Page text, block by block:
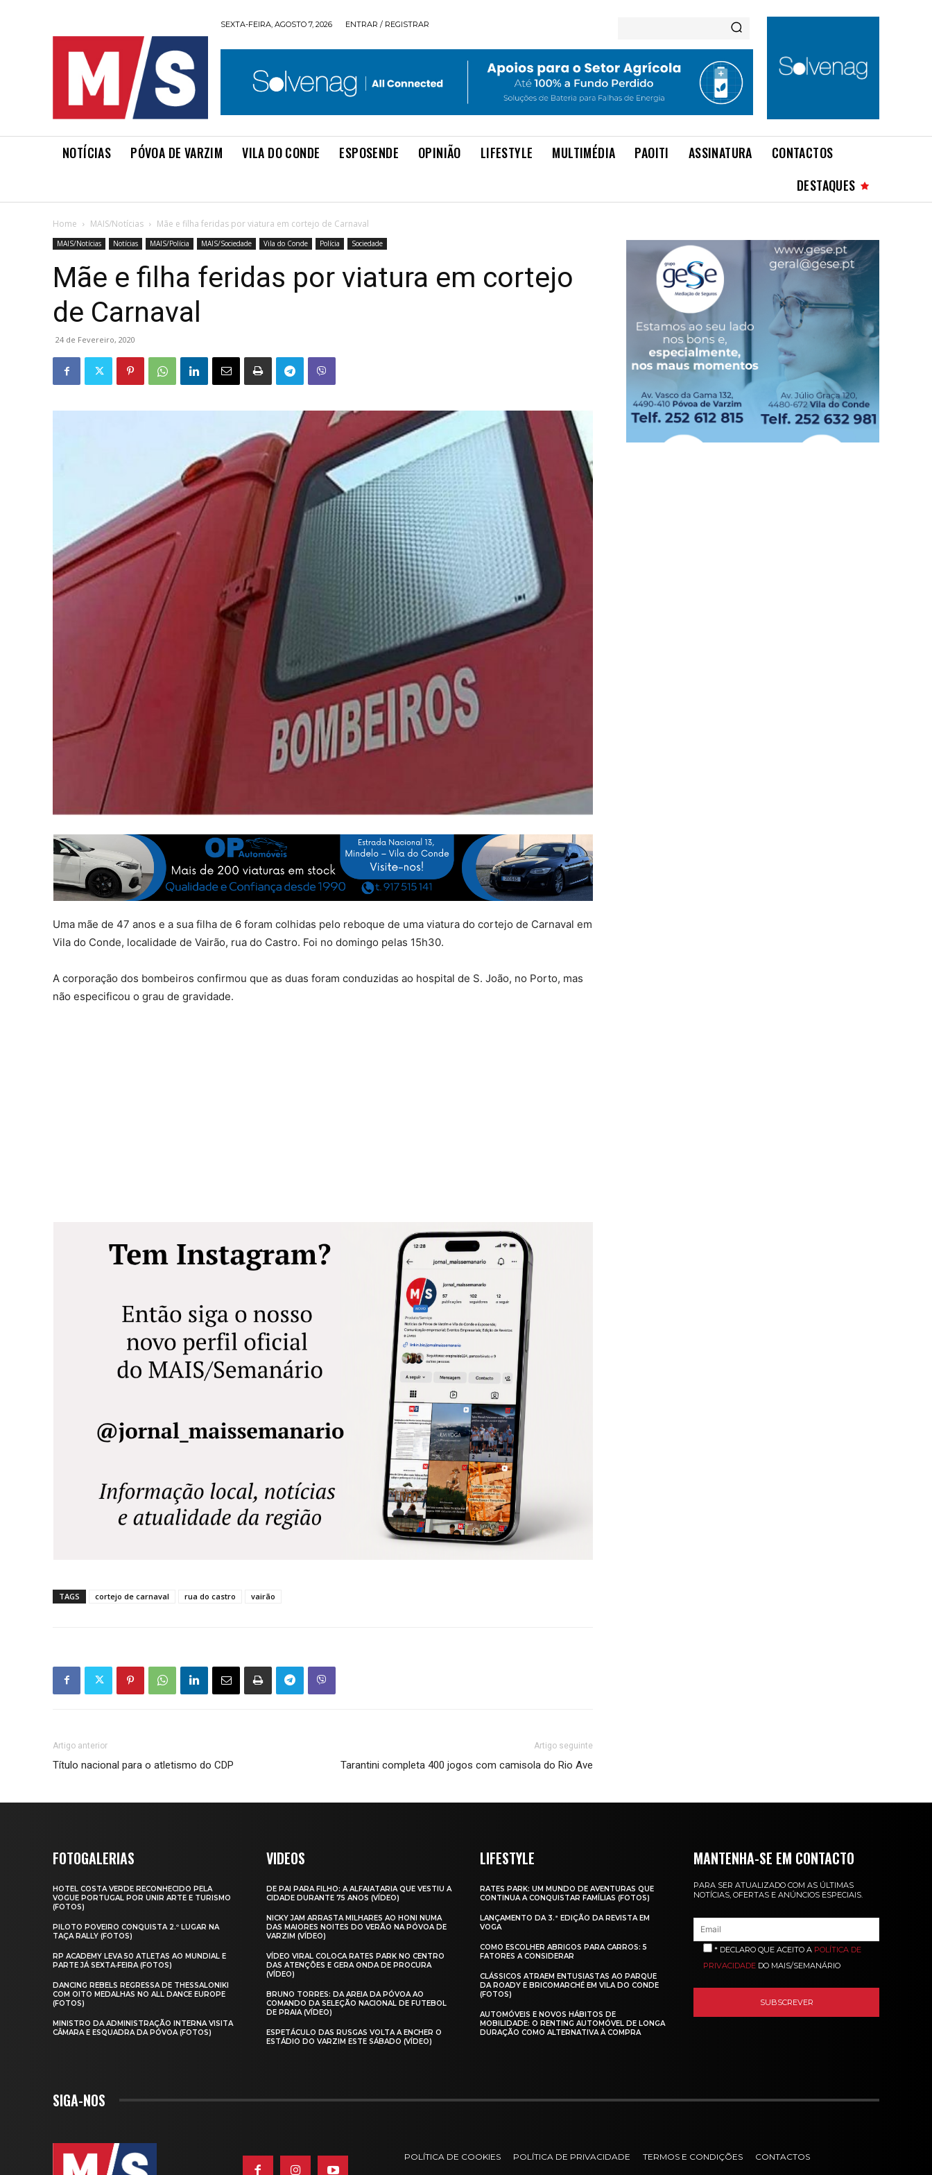
SEXTA-FEIRA, AGOSTO 7, 2026 ENTRAR / REGISTRAR
NOTÍCIAS PÓVOA DE VARZIM VILA DO CONDE ESPOSENDE OPINIÃO LIFESTYLE MULTIMÉDIA PAOITI ASSINATURA
CONTACTOS
DESTAQUES
Home MAIS/Notícias Mãe e filha feridas por viatura em cortejo de Carnaval
MAIS/Notícias Notícias MAIS/Polícia MAIS/Sociedade Vila do Conde Polícia Sociedade
Mãe e filha feridas por viatura em cortejo
de Carnaval
24 de Fevereiro, 2020
Uma mãe de 47 anos e a sua filha de 6 foram colhidas pelo reboque de uma viatura do cortejo de Carnaval em
Vila do Conde, localidade de Vairão, rua do Castro. Foi no domingo pelas 15h30.
A corporação dos bombeiros confirmou que as duas foram conduzidas ao hospital de S. João, no Porto, mas
não especificou o grau de gravidade.
TAGS cortejo de carnaval rua do castro vairão
Artigo anterior
Título nacional para o atletismo do CDP
Artigo seguinte
Tarantini completa 400 jogos com camisola do Rio Ave
FOTOGALERIAS
HOTEL COSTA VERDE RECONHECIDO PELA
VOGUE PORTUGAL POR UNIR ARTE E TURISMO
(FOTOS)
PILOTO POVEIRO CONQUISTA 2.º LUGAR NA
TAÇA RALLY (FOTOS)
RP ACADEMY LEVA 50 ATLETAS AO MUNDIAL E
PARTE JÁ SEXTA‑FEIRA (FOTOS)
DANCING REBELS REGRESSA DE THESSALONIKI
COM OITO MEDALHAS NO ALL DANCE EUROPE
(FOTOS)
MINISTRO DA ADMINISTRAÇÃO INTERNA VISITA
CÂMARA E ESQUADRA DA PÓVOA (FOTOS)
VIDEOS
DE PAI PARA FILHO: A ALFAIATARIA QUE VESTIU A
CIDADE DURANTE 75 ANOS (VÍDEO)
NICKY JAM ARRASTA MILHARES AO HONI NUMA
DAS MAIORES NOITES DO VERÃO NA PÓVOA DE
VARZIM (VÍDEO)
VÍDEO VIRAL COLOCA RATES PARK NO CENTRO
DAS ATENÇÕES E GERA ONDA DE PROCURA
(VÍDEO)
BRUNO TORRES: DA AREIA DA PÓVOA AO
COMANDO DA SELEÇÃO NACIONAL DE FUTEBOL
DE PRAIA (VÍDEO)
ESPETÁCULO DAS RUSGAS VOLTA A ENCHER O
ESTÁDIO DO VARZIM ESTE SÁBADO (VÍDEO)
LIFESTYLE
RATES PARK: UM MUNDO DE AVENTURAS QUE
CONTINUA A CONQUISTAR FAMÍLIAS (FOTOS)
LANÇAMENTO DA 3.ª EDIÇÃO DA REVISTA EM
VOGA
COMO ESCOLHER ABRIGOS PARA CARROS: 5
FATORES A CONSIDERAR
CLÁSSICOS ATRAEM ENTUSIASTAS AO PARQUE
DA ROADY E BRICOMARCHÉ EM VILA DO CONDE
(FOTOS)
AUTOMÓVEIS E NOVOS HÁBITOS DE
MOBILIDADE: O RENTING AUTOMÓVEL DE LONGA
DURAÇÃO COMO ALTERNATIVA À COMPRA
MANTENHA-SE EM CONTACTO
PARA SER ATUALIZADO COM AS ÚLTIMAS
NOTÍCIAS, OFERTAS E ANÚNCIOS ESPECIAIS.
* DECLARO QUE ACEITO A POLÍTICA DE
PRIVACIDADE DO MAIS/SEMANÁRIO
SIGA-NOS
POLÍTICA DE COOKIES POLÍTICA DE PRIVACIDADE TERMOS E CONDIÇÕES CONTACTOS